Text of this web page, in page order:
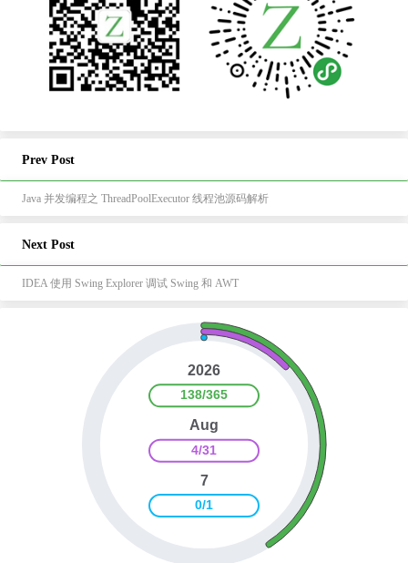
Prev Post
Java 并发编程之 ThreadPoolExecutor 线程池源码解析
Next Post
IDEA 使用 Swing Explorer 调试 Swing 和 AWT